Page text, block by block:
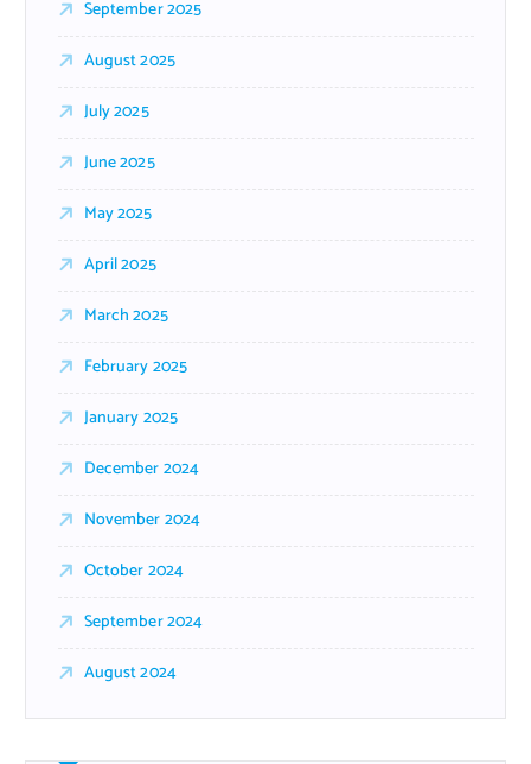
September 2025
August 2025
July 2025
June 2025
May 2025
April 2025
March 2025
February 2025
January 2025
December 2024
November 2024
October 2024
September 2024
August 2024